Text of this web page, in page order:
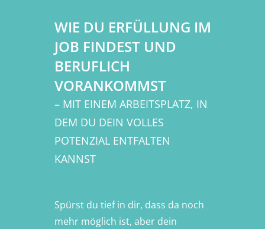
WIE DU ERFÜLLUNG IM
JOB FINDEST UND
BERUFLICH
VORANKOMMST
– MIT EINEM ARBEITSPLATZ, IN
DEM DU DEIN VOLLES
POTENZIAL ENTFALTEN
KANNST
Spürst du tief in dir, dass da noch
mehr möglich ist, aber dein